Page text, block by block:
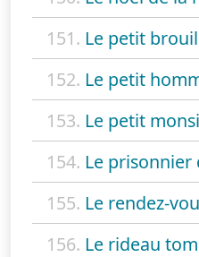
151. Le petit
152. Le petit
153. Le petit
154. Le prisonnier
155. Le rendez-
156. Le rideau